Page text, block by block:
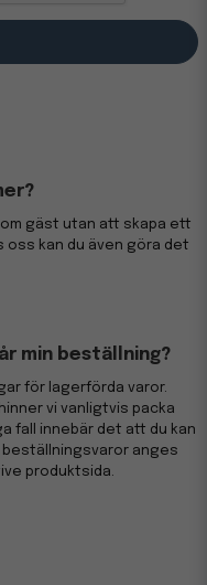
gäst utan att skapa ett
oss kan du även göra det
min beställning?
för lagerförda varor.
vi vanligtvis packa
fall innebär det att du kan
beställningsvaror anges
produktsida.